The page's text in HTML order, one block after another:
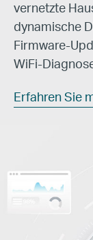
vernetzte
dynamische
Firmware-
WiFi-
Erfahren Sie